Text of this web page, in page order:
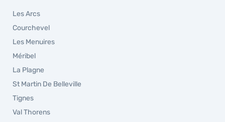
Les Arcs
Courchevel
Les Menuires
Méribel
La Plagne
St Martin De Belleville
Tignes
Val Thorens